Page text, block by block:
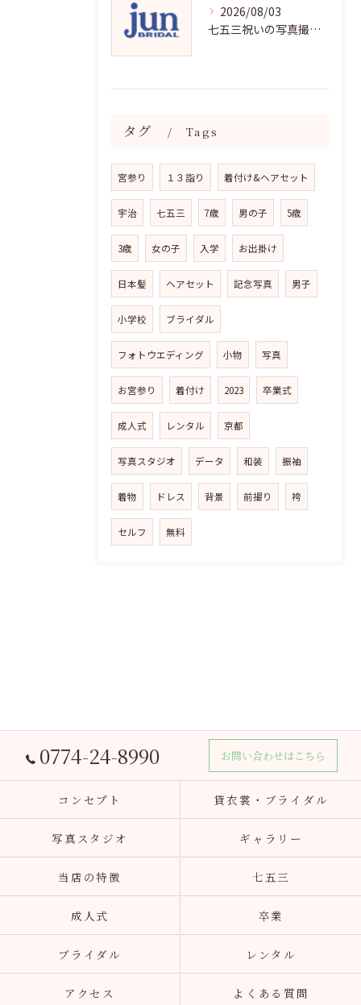
2026/08/03
七五三祝いの写真撮影で残す成長の瞬間
タグ Tags
宮参り １３詣り 着付け&ヘアセット
宇治 七五三 7歳 男の子 5歳
3歳 女の子 入学 お出掛け
日本髪 ヘアセット 記念写真 男子
小学校 ブライダル
フォトウエディング 小物 写真
お宮参り 着付け 2023 卒業式
成人式 レンタル 京都
写真スタジオ データ 和装 振袖
着物 ドレス 背景 前撮り 袴
セルフ 無料
0774-24-8990 お問い合わせはこちら
コンセプト 貸衣裳・ブライダル
写真スタジオ ギャラリー
当店の特徴 七五三
成人式 卒業
ブライダル レンタル
アクセス よくある質問